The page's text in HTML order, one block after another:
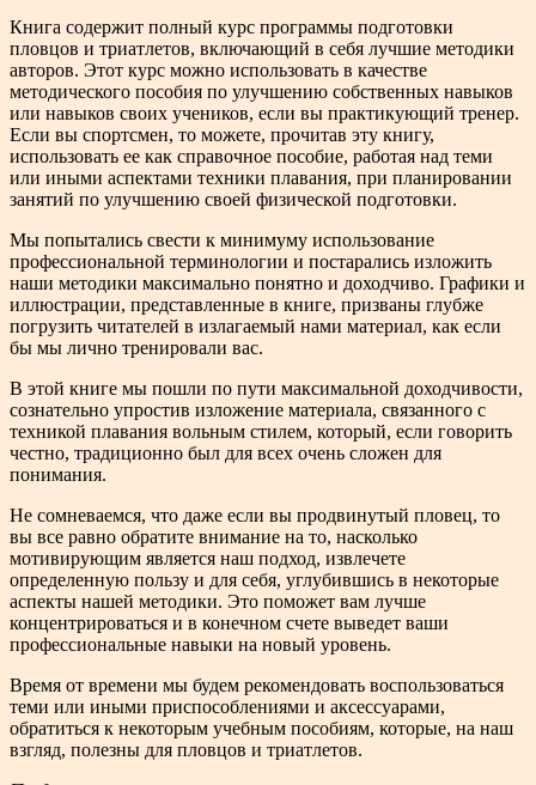
Книга содержит полный курс программы подготовки
пловцов и триатлетов, включающий в себя лучшие методики
авторов. Этот курс можно использовать в качестве
методического пособия по улучшению собственных навыков
или навыков своих учеников, если вы практикующий тренер.
Если вы спортсмен, то можете, прочитав эту книгу,
использовать ее как справочное пособие, работая над теми
или иными аспектами техники плавания, при планировании
занятий по улучшению своей физической подготовки.
Мы попытались свести к минимуму использование
профессиональной терминологии и постарались изложить
наши методики максимально понятно и доходчиво. Графики и
иллюстрации, представленные в книге, призваны глубже
погрузить читателей в излагаемый нами материал, как если
бы мы лично тренировали вас.
В этой книге мы пошли по пути максимальной доходчивости,
сознательно упростив изложение материала, связанного с
техникой плавания вольным стилем, который, если говорить
честно, традиционно был для всех очень сложен для
понимания.
Не сомневаемся, что даже если вы продвинутый пловец, то
вы все равно обратите внимание на то, насколько
мотивирующим является наш подход, извлечете
определенную пользу и для себя, углубившись в некоторые
аспекты нашей методики. Это поможет вам лучше
концентрироваться и в конечном счете выведет ваши
профессиональные навыки на новый уровень.
Время от времени мы будем рекомендовать воспользоваться
теми или иными приспособлениями и аксессуарами,
обратиться к некоторым учебным пособиям, которые, на наш
взгляд, полезны для пловцов и триатлетов.